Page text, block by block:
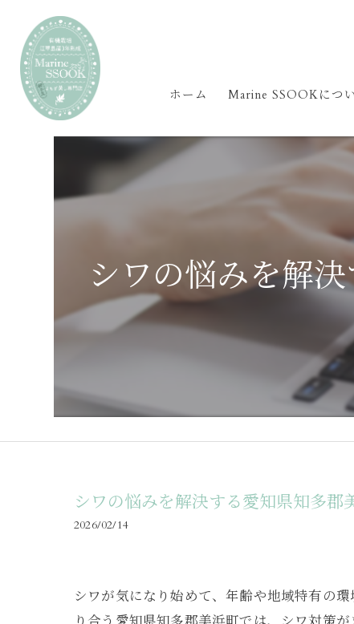
ホーム Marine SSOOKにつ
シワの悩みを解
シワの悩みを解決する愛知県知多郡
2026/02/14
シワが気になり始めて、年齢や地域特有の
り合う愛知県知多郡美浜町では、シワ対策